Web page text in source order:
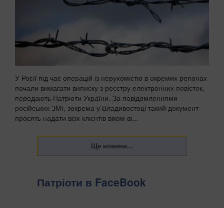
У Росії під час операцій із нерухомістю в окремих регіонах
почали вимагати виписку з реєстру електронних повісток,
передають Патріоти України. За повідомленнями
російських ЗМІ, зокрема у Владивостоці такий документ
просять надати всіх клієнтів віком ві...
Патріоти в FaceBook